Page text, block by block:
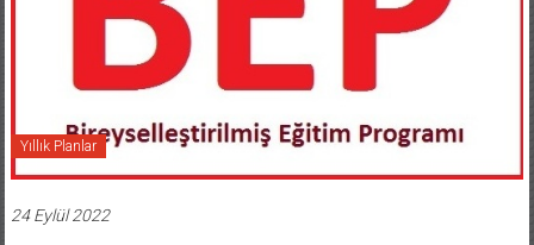
Yıllık Planlar
24 Eylül 2022